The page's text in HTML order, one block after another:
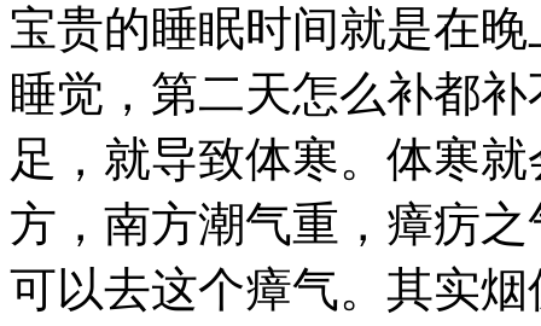
宝贵的睡眠时间就是在
睡觉，第二天怎么补都
足，就导致体寒。体寒
方，南方潮气重，瘴疠
可以去这个瘴气。其实